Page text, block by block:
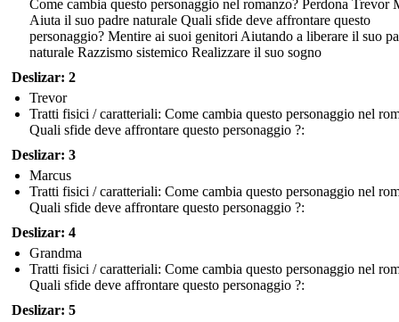
Come cambia questo personaggio nel romanzo? Perdona Trevor
Aiuta il suo padre naturale Quali sfide deve affrontare questo
personaggio? Mentire ai suoi genitori Aiutando a liberare il suo
naturale Razzismo sistemico Realizzare il suo sogno
Deslizar: 2
Trevor
Tratti fisici / caratteriali: Come cambia questo personaggio nel
Quali sfide deve affrontare questo personaggio ?:
Deslizar: 3
Marcus
Tratti fisici / caratteriali: Come cambia questo personaggio nel
Quali sfide deve affrontare questo personaggio ?:
Deslizar: 4
Grandma
Tratti fisici / caratteriali: Come cambia questo personaggio nel
Quali sfide deve affrontare questo personaggio ?:
Deslizar: 5